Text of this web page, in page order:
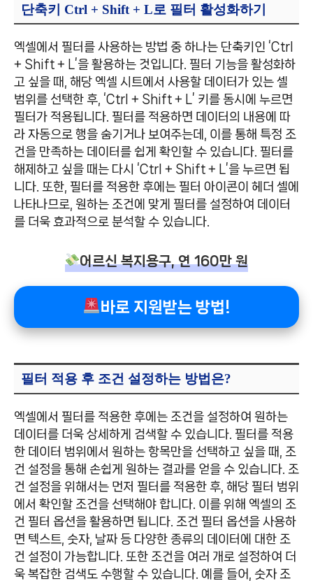
단축키 Ctrl + Shift + L로 필터 활성화하기
엑셀에서 필터를 사용하는 방법 중 하나는 단축키인 ‘Ctrl
+ Shift + L’을 활용하는 것입니다. 필터 기능을 활성화하
고 싶을 때, 해당 엑셀 시트에서 사용할 데이터가 있는 셀
범위를 선택한 후, ‘Ctrl + Shift + L’ 키를 동시에 누르면
필터가 적용됩니다. 필터를 적용하면 데이터의 내용에 따
라 자동으로 행을 숨기거나 보여주는데, 이를 통해 특정 조
건을 만족하는 데이터를 쉽게 확인할 수 있습니다. 필터를
해제하고 싶을 때는 다시 ‘Ctrl + Shift + L’을 누르면 됩
니다. 또한, 필터를 적용한 후에는 필터 아이콘이 헤더 셀에
나타나므로, 원하는 조건에 맞게 필터를 설정하여 데이터
를 더욱 효과적으로 분석할 수 있습니다.
어르신 복지용구, 연 160만 원
바로 지원받는 방법!
필터 적용 후 조건 설정하는 방법은?
엑셀에서 필터를 적용한 후에는 조건을 설정하여 원하는
데이터를 더욱 상세하게 검색할 수 있습니다. 필터를 적용
한 데이터 범위에서 원하는 항목만을 선택하고 싶을 때, 조
건 설정을 통해 손쉽게 원하는 결과를 얻을 수 있습니다. 조
건 설정을 위해서는 먼저 필터를 적용한 후, 해당 필터 범위
에서 확인할 조건을 선택해야 합니다. 이를 위해 엑셀의 조
건 필터 옵션을 활용하면 됩니다. 조건 필터 옵션을 사용하
면 텍스트, 숫자, 날짜 등 다양한 종류의 데이터에 대한 조
건 설정이 가능합니다. 또한 조건을 여러 개로 설정하여 더
욱 복잡한 검색도 수행할 수 있습니다. 예를 들어, 숫자 조